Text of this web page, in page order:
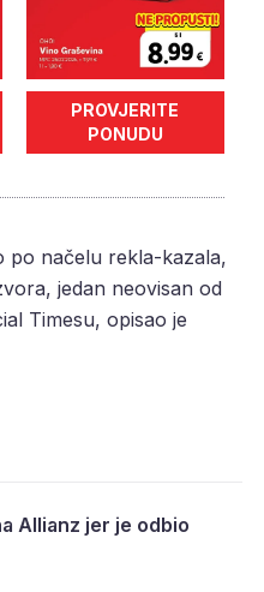
PROVJERITE
PONUDU
po načelu rekla-kazala,
jedan neovisan od
Timesu, opisao je
Allianz jer je odbio